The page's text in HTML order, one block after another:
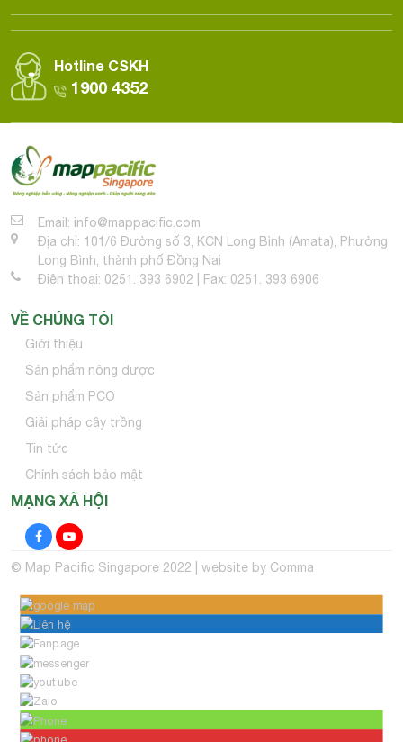
Hotline CSKH
1900 4352
Email: info@mappacific.com
Địa chỉ: 101/6 Đường số 3, KCN Long Bình (Amata), Phường
Long Bình, thành phố Đồng Nai
Điện thoại: 0251. 393 6902 | Fax: 0251. 393 6906
VỀ CHÚNG TÔI
Giới thiệu
Sản phẩm nông dược
Sản phẩm PCO
Giải pháp cây trồng
Tin tức
Chính sách bảo mật
MẠNG XÃ HỘI
© Map Pacific Singapore 2022 | website by Comma